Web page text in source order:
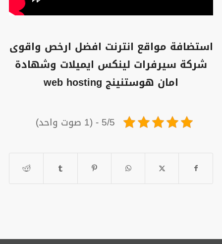
استضافة مواقع انترنت افضل ارخص واقوى
شركة سيرفرات لينكس ايميلات وشهادة
امان هوستنينج web hosting
5/5 - (1 صوت واحد)